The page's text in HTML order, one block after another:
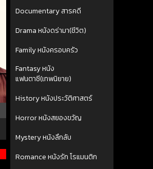
Documentary สารคดี
Drama หนังดร่ามา(ชีวิต)
Family หนังครอบครัว
Fantasy หนัง
แฟนตาซี(เทพนิยาย)
History หนังประวัติศาสตร์
Horror หนังสยองขวัญ
Mystery หนังลึกลับ
Romance หนังรัก โรแมนติก